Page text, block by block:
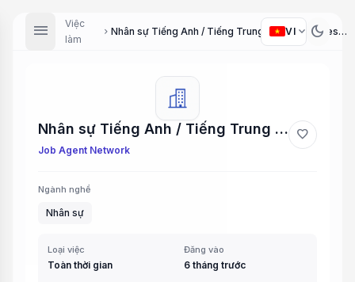
menu
Việc
làm
chevron_right Nhân sự Tiếng Anh / Tiếng Trung (English/Chinese Speaking Staff)
VI expand_more dark_mode
Nhân sự Tiếng Anh / Tiếng Trung (English/Chinese Speaking Staff)
Job Agent Network
favorite
Ngành nghề
Nhân sự
Loại việc
Toàn thời gian
Đăng vào
6 tháng trước